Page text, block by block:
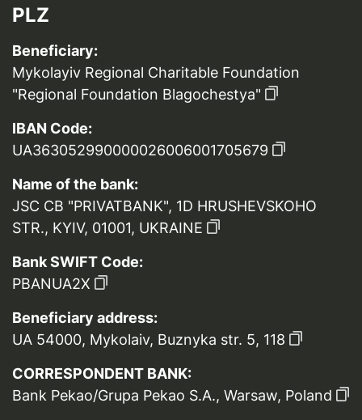
PLZ
Beneficiary:
Mykolayiv Regional Charitable Foundation
"Regional Foundation Blagochestya"
IBAN Code:
UA363052990000026006001705679
Name of the bank:
JSC CB "PRIVATBANK", 1D HRUSHEVSKOHO
STR., KYIV, 01001, UKRAINE
Bank SWIFT Code:
PBANUA2X
Beneficiary address:
UA 54000, Mykolaiv, Buznyka str. 5, 118
CORRESPONDENT BANK:
Bank Pekao/Grupa Pekao S.A., Warsaw, Poland